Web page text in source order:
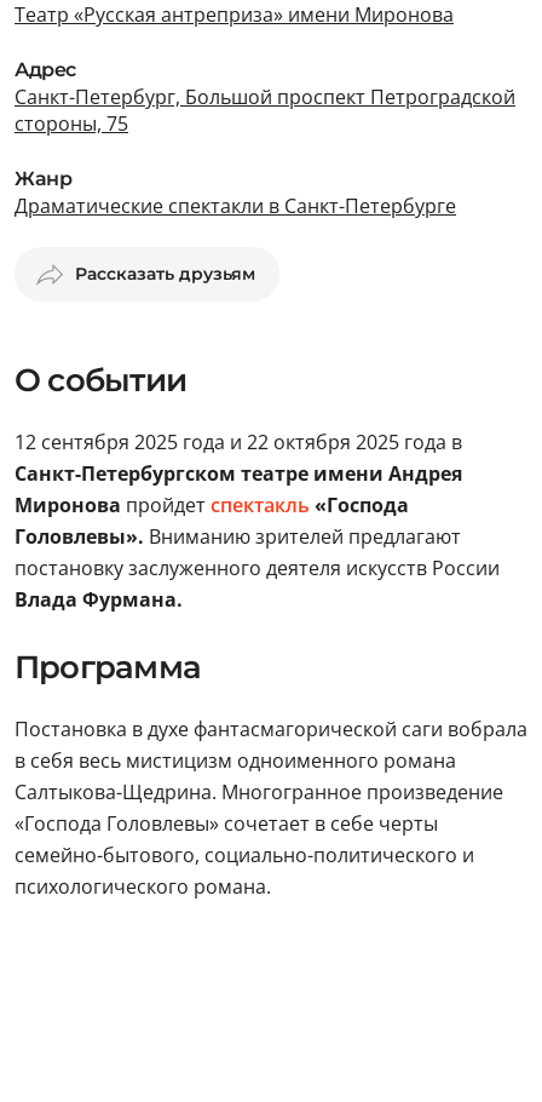
Театр «Русская антреприза» имени Миронова
Адрес
Санкт-Петербург, Большой проспект Петроградской
стороны, 75
Жанр
Драматические спектакли в Санкт-Петербурге
Рассказать друзьям
О событии
12 сентября 2025 года и 22 октября 2025 года в
Санкт-Петербургском театре имени Андрея
Миронова пройдетспектакль «Господа
Головлевы». Вниманию зрителей предлагают
постановку заслуженного деятеля искусств России
Влада Фурмана.
Программа
Постановка в духе фантасмагорической саги вобрала
в себя весь мистицизм одноименного романа
Салтыкова-Щедрина. Многогранное произведение
«Господа Головлевы» сочетает в себе черты
семейно-бытового, социально-политического и
психологического романа.